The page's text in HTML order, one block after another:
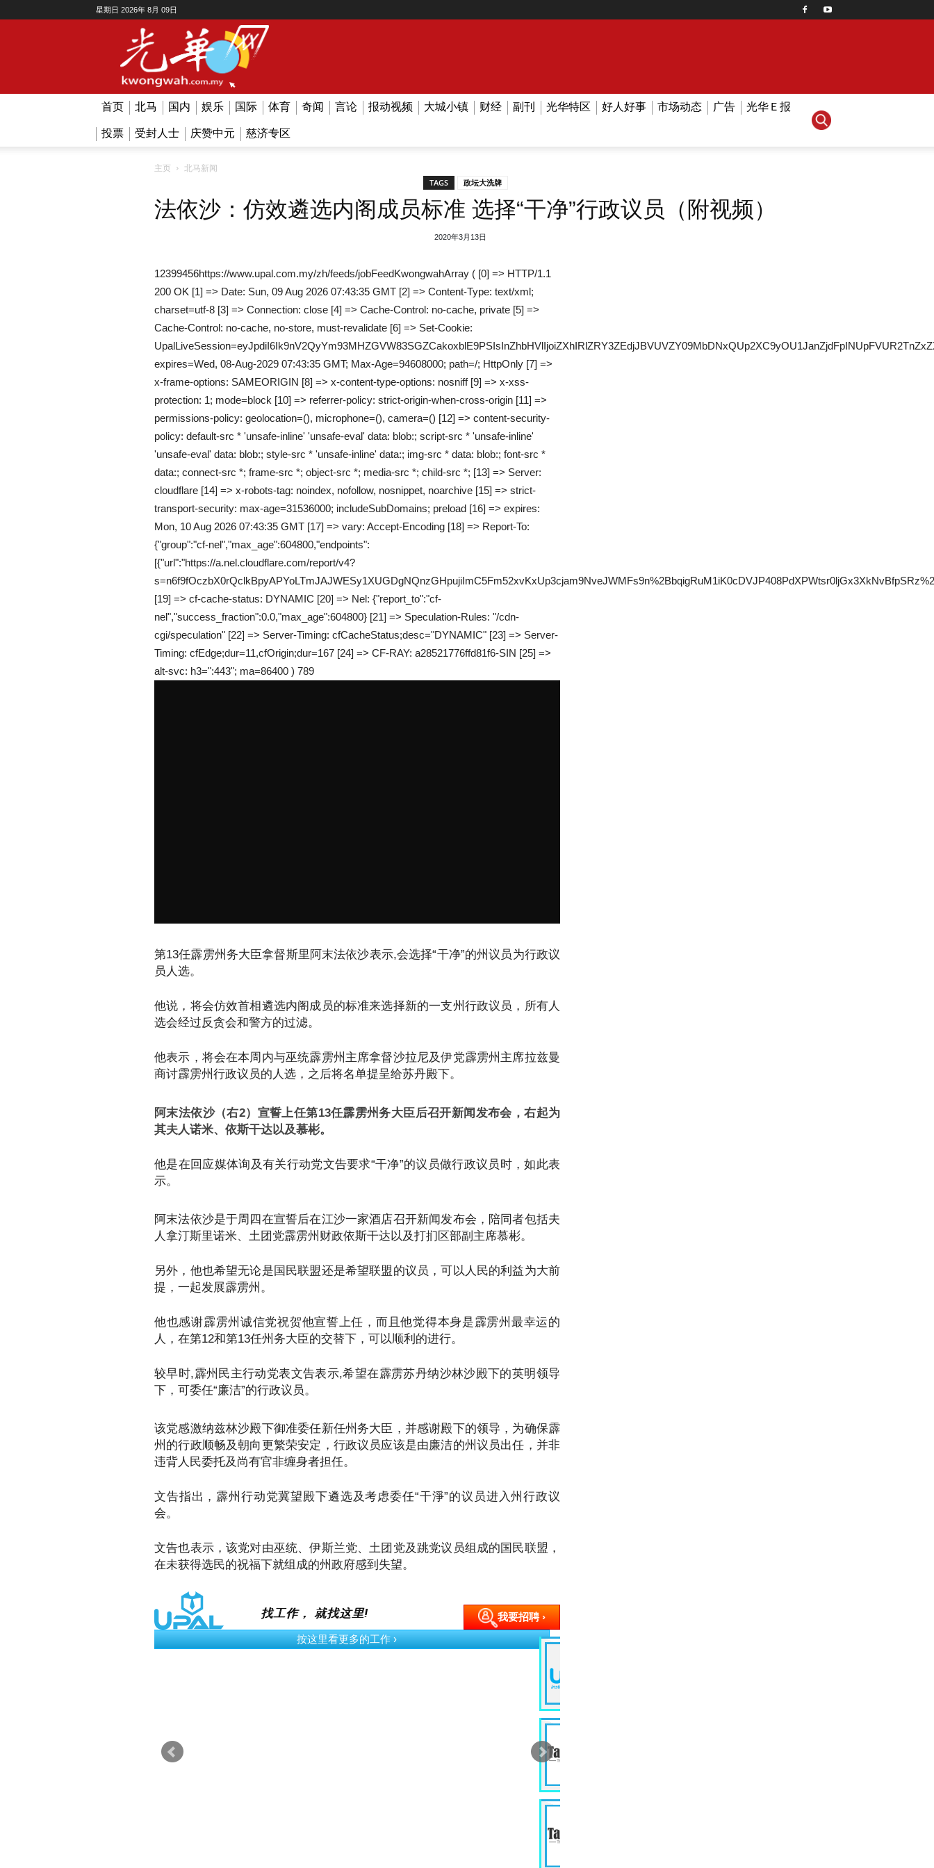
星期日 2026年 8月 09日
首页 北马 国内 娱乐 国际 体育 奇闻 言论 报动视频 大城小镇 财经 副刊 光华特区 好人好事 市场动态 广告 光华Ｅ报
投票 受封人士 庆赞中元 慈济专区
主页 北马新闻
TAGS 政坛大洗牌
法依沙：仿效遴选内阁成员标准 选择“干净”行政议员（附视频）
2020年3月13日
12399456https://www.upal.com.my/zh/feeds/jobFeedKwongwahArray ( [0] => HTTP/1.1
200 OK [1] => Date: Sun, 09 Aug 2026 07:43:35 GMT [2] => Content-Type: text/xml;
charset=utf-8 [3] => Connection: close [4] => Cache-Control: no-cache, private [5] =>
Cache-Control: no-cache, no-store, must-revalidate [6] => Set-Cookie:
expires=Wed, 08-Aug-2029 07:43:35 GMT; Max-Age=94608000; path=/; HttpOnly [7] =>
x-frame-options: SAMEORIGIN [8] => x-content-type-options: nosniff [9] => x-xss-
protection: 1; mode=block [10] => referrer-policy: strict-origin-when-cross-origin [11] =>
permissions-policy: geolocation=(), microphone=(), camera=() [12] => content-security-
policy: default-src * 'unsafe-inline' 'unsafe-eval' data: blob:; script-src * 'unsafe-inline'
'unsafe-eval' data: blob:; style-src * 'unsafe-inline' data:; img-src * data: blob:; font-src *
data:; connect-src *; frame-src *; object-src *; media-src *; child-src *; [13] => Server:
cloudflare [14] => x-robots-tag: noindex, nofollow, nosnippet, noarchive [15] => strict-
transport-security: max-age=31536000; includeSubDomains; preload [16] => expires:
Mon, 10 Aug 2026 07:43:35 GMT [17] => vary: Accept-Encoding [18] => Report-To:
{"group":"cf-nel","max_age":604800,"endpoints":
[{"url":"https://a.nel.cloudflare.com/report/v4?
[19] => cf-cache-status: DYNAMIC [20] => Nel: {"report_to":"cf-
nel","success_fraction":0.0,"max_age":604800} [21] => Speculation-Rules: "/cdn-
cgi/speculation" [22] => Server-Timing: cfCacheStatus;desc="DYNAMIC" [23] => Server-
Timing: cfEdge;dur=11,cfOrigin;dur=167 [24] => CF-RAY: a28521776ffd81f6-SIN [25] =>
alt-svc: h3=":443"; ma=86400 ) 789
第13任霹雳州务大臣拿督斯里阿末法依沙表示,会选择“干净”的州议员为行政议
员人选。
他说，将会仿效首相遴选内阁成员的标准来选择新的一支州行政议员，所有人
选会经过反贪会和警方的过滤。
他表示，将会在本周内与巫统霹雳州主席拿督沙拉尼及伊党霹雳州主席拉兹曼
商讨霹雳州行政议员的人选，之后将名单提呈给苏丹殿下。
阿末法依沙（右2）宣誓上任第13任霹雳州务大臣后召开新闻发布会，右起为
其夫人诺米、依斯干达以及慕彬。
他是在回应媒体询及有关行动党文告要求“干净”的议员做行政议员时，如此表
示。
阿末法依沙是于周四在宣誓后在江沙一家酒店召开新闻发布会，陪同者包括夫
人拿汀斯里诺米、土团党霹雳州财政依斯干达以及打扪区部副主席慕彬。
另外，他也希望无论是国民联盟还是希望联盟的议员，可以人民的利益为大前
提，一起发展霹雳州。
他也感谢霹雳州诚信党祝贺他宣誓上任，而且他觉得本身是霹雳州最幸运的
人，在第12和第13任州务大臣的交替下，可以顺利的进行。
较早时,霹州民主行动党表文告表示,希望在霹雳苏丹纳沙林沙殿下的英明领导
下，可委任“廉洁”的行政议员。
该党感激纳兹林沙殿下御准委任新任州务大臣，并感谢殿下的领导，为确保霹
州的行政顺畅及朝向更繁荣安定，行政议员应该是由廉洁的州议员出任，并非
违背人民委托及尚有官非缠身者担任。
文告指出，霹州行动党冀望殿下遴选及考虑委任“干淨”的议员进入州行政议
会。
文告也表示，该党对由巫统、伊斯兰党、土团党及跳党议员组成的国民联盟，
在未获得选民的祝福下就组成的州政府感到失望。
找工作， 就找这里!
我要招聘 ›
› 立即申请 › 立即申请
Marketing Executive
› 立即申请
DevOps Software
Information Technology
› 立即申请
PHP Web Developer